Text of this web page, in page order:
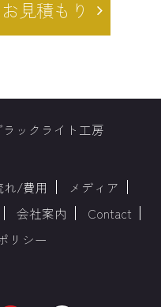
見積もり
ラックライト工房
れ/費用
メディア
会社案内
Contact
リシー